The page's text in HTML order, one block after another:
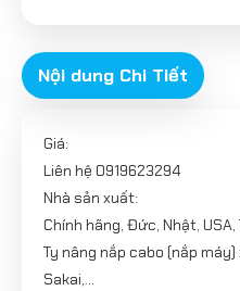
Nội dung Chi Tiết
Giá:
Liên hệ 0919623294
Nhà sản xuất:
Chính hãng, Đức, Nhật, USA,
Ty nâng nắp cabo (nắp
Sakai,...